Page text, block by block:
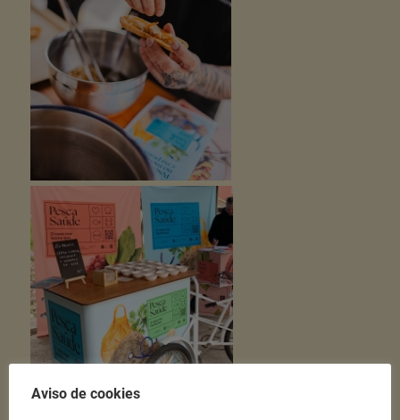
Aviso de cookies